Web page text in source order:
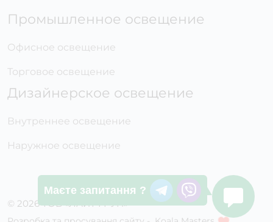
Промышленное освещение
Офисное освещение
Торговое освещение
Дизайнерское освещение
Внутреннее освещение
Наружное освещение
© 2026 ТОВ «ЛАЙТ ГРУП»
Маєте запитання ?